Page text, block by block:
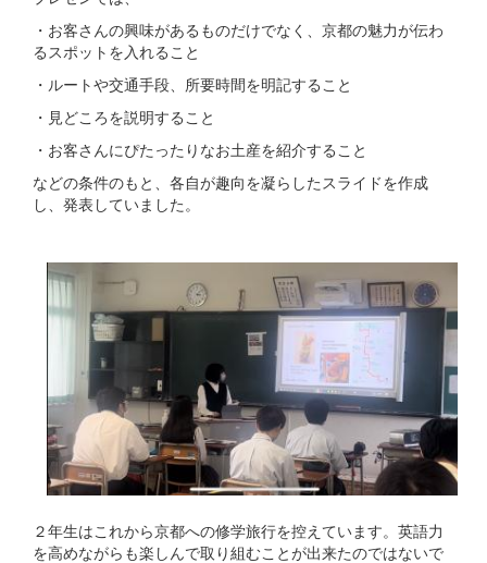
・お客さんの興味があるものだけでなく、京都の魅力が伝わ
るスポットを入れること
・ルートや交通手段、所要時間を明記すること
・見どころを説明すること
・お客さんにぴたったりなお土産を紹介すること
などの条件のもと、各自が趣向を凝らしたスライドを作成
し、発表していました。
２年生はこれから京都への修学旅行を控えています。英語力
を高めながらも楽しんで取り組むことが出来たのではないで